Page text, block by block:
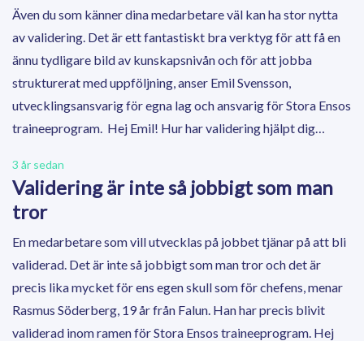
Även du som känner dina medarbetare väl kan ha stor nytta
av validering. Det är ett fantastiskt bra verktyg för att få en
ännu tydligare bild av kunskapsnivån och för att jobba
strukturerat med uppföljning, anser Emil Svensson,
utvecklingsansvarig för egna lag och ansvarig för Stora Ensos
traineeprogram. Hej Emil! Hur har validering hjälpt dig…
3 år sedan
Validering är inte så jobbigt som man
tror
En medarbetare som vill utvecklas på jobbet tjänar på att bli
validerad. Det är inte så jobbigt som man tror och det är
precis lika mycket för ens egen skull som för chefens, menar
Rasmus Söderberg, 19 år från Falun. Han har precis blivit
validerad inom ramen för Stora Ensos traineeprogram. Hej